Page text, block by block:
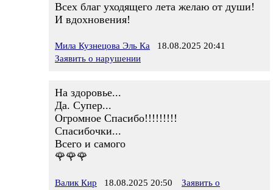
Всех благ уходящего лета желаю от души!
И вдохновения!
Мила Кузнецова Эль Ка 18.08.2025 20:41
Заявить о нарушении
На здоровье...
Да. Супер...
Огромное Спасибо!!!!!!!!!
Спасибочки...
Всего и самого
🌹🌹🌹
Валик Кир 18.08.2025 20:50
Заявить о